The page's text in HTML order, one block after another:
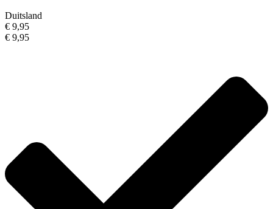
Duitsland
€ 9,95
€ 9,95